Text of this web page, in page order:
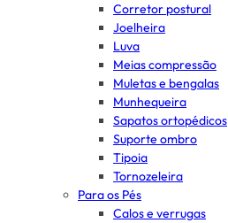
Corretor postural
Joelheira
Luva
Meias compressão
Muletas e bengalas
Munhequeira
Sapatos ortopédicos
Suporte ombro
Tipoia
Tornozeleira
Para os Pés
Calos e verrugas